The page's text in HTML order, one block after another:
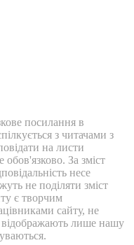
посилання в
з читачами з
на листи
За зміст
несе
не поділяти зміст
є творчим
сайту, не
відображають лише нашу